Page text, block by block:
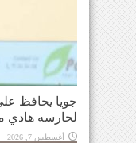
جويا يحافظ
لحارسه هادي
أغسطس 7, 2026